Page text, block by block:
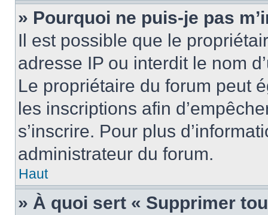
» Pourquoi ne puis-je pas
Il est possible que le
adresse IP ou interdit le nom
Le propriétaire du forum peut
les inscriptions afin
s’inscrire. Pour plus
administrateur du forum.
Haut
» À quoi sert « Supprimer